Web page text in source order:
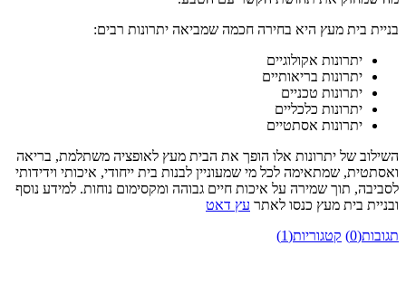
בניית בית מעץ היא בחירה חכמה שמביאה יתרונות רבים:
יתרונות אקולוגיים
יתרונות בריאותיים
יתרונות טכניים
יתרונות כלכליים
יתרונות אסתטיים
השילוב של יתרונות אלו הופך את הבית מעץ לאופציה משתלמת, בריאה
ואסתטית, שמתאימה לכל מי שמעוניין לבנות בית ייחודי, איכותי וידידותי
לסביבה, תוך שמירה על איכות חיים גבוהה ומקסימום נוחות. למידע נוסף
ובניית בית מעץ כנסו לאתר עץ דאט
תגובות(0)
קטגוריות(1)